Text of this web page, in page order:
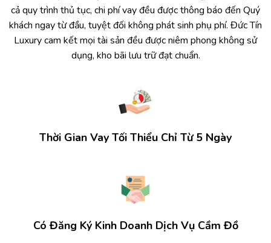
cả quy trình thủ tục, chi phí vay đều được thông báo đến Quý
khách ngay từ đầu, tuyệt đối không phát sinh phụ phí. Đức Tín
Luxury cam kết mọi tài sản đều được niêm phong không sử
dụng, kho bãi lưu trữ đạt chuẩn.
Thời Gian Vay Tối Thiểu Chỉ Từ 5 Ngày
Có Đăng Ký Kinh Doanh Dịch Vụ Cầm Đồ